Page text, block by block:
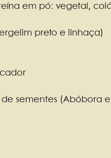
em pó: vegetal,
preto e linhaça)
sementes (Abóbora